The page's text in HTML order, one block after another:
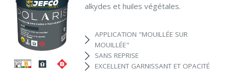
alkydes et huiles végétales.
APPLICATION "MOUILLÉE SUR
MOUILLÉE"
SANS REPRISE
EXCELLENT GARNISSANT ET OPACITÉ